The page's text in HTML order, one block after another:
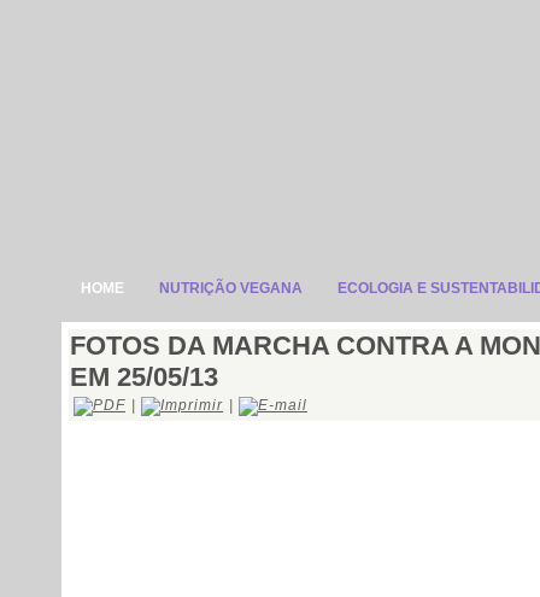
HOME NUTRIÇÃO VEGANA ECOLOGIA E
FOTOS DA MARCHA CONTRA A
EM 25/05/13